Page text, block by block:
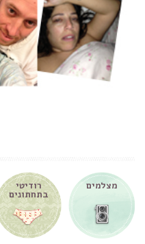
מצלמים רודיטי
בתחתונים